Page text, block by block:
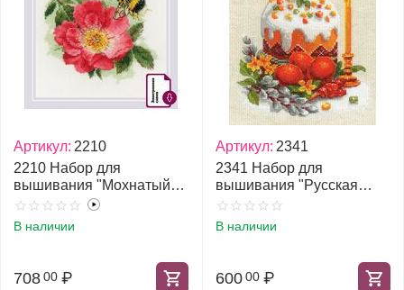
Артикул: 2210
2210 Набор для
вышивания "Мохнатый
шмель"
В наличии
708 00 ₽
Артикул: 2341
2341 Набор для
вышивания "Русская
Пасха"
В наличии
600 00 ₽